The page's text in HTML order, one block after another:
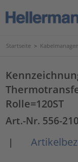
Startseite >
Rolle=120ST
Art.-Nr. 556-
|